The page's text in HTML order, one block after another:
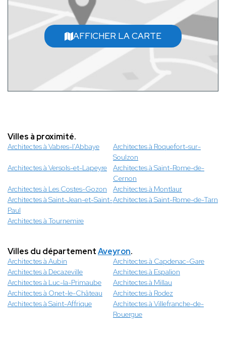
AFFICHER LA CARTE
Villes à proximité.
Architectes à Vabres-l'Abbaye
Architectes à Roquefort-sur-
Soulzon
Architectes à Versols-et-Lapeyre
Architectes à Saint-Rome-de-
Cernon
Architectes à Les Costes-Gozon
Architectes à Montlaur
Architectes à Saint-Jean-et-Saint-
Paul
Architectes à Saint-Rome-de-Tarn
Architectes à Tournemire
Villes du départementAveyron.
Architectes à Aubin
Architectes à Capdenac-Gare
Architectes à Decazeville
Architectes à Espalion
Architectes à Luc-la-Primaube
Architectes à Millau
Architectes à Onet-le-Château
Architectes à Rodez
Architectes à Saint-Affrique
Architectes à Villefranche-de-
Rouergue